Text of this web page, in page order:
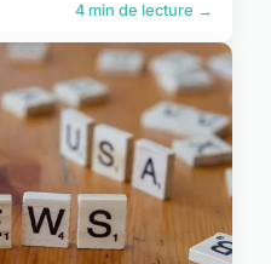
4 min de lecture →